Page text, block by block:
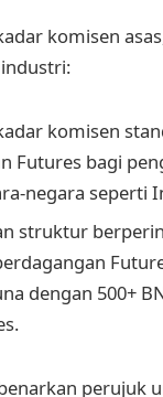
komisen
komisen
Futures bagi
negara seperti
struktur
dengan 500+
perujuk